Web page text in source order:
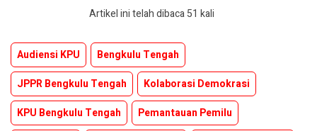
Artikel ini telah dibaca 51 kali
Audiensi KPU
Bengkulu Tengah
JPPR Bengkulu Tengah
Kolaborasi Demokrasi
KPU Bengkulu Tengah
Pemantauan Pemilu